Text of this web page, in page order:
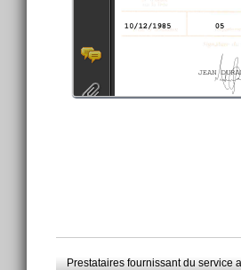
Prestataires fournissant du service